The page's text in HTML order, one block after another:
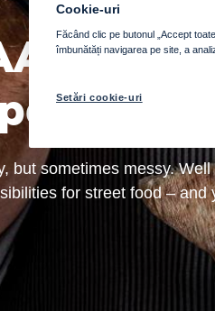
–
but sometimes messy.
for street food –
Cookie-uri
Făcând clic pe butonul „Accept
îmbunătăți navigarea pe site, a
Setări cookie-uri